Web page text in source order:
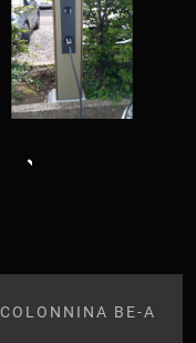
COLONNINA BE-A